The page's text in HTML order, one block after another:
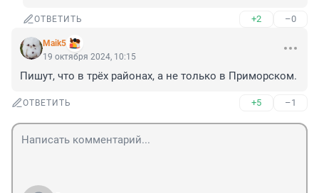
ОТВЕТИТЬ +2 –0
Maik5
19 октября 2024, 10:15
Пишут, что в трёх районах, а не только в Приморском.
ОТВЕТИТЬ +5 –1